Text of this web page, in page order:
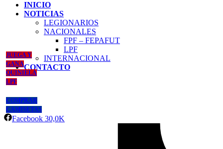
INICIO
NOTICIAS
LEGIONARIOS
NACIONALES
FPF – FEPAFUT
LPF
INTERNACIONAL
CONTACTO
JUEGA Y
GANA
QUINIELA
LPF
COMPRAR
CAMISETAS
Facebook 30,0K